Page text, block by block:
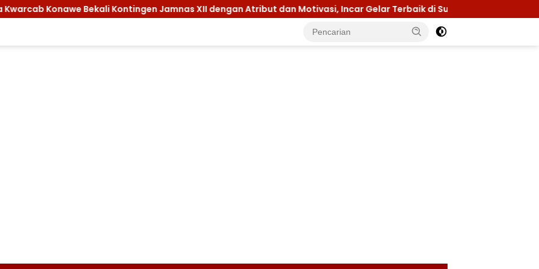
Konawe Bekali Kontingen Jamnas XII dengan Atribut dan Motivasi, Incar Gelar Terbaik di Sultra